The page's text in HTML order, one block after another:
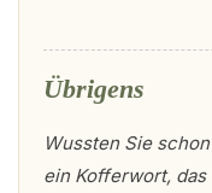
Übrigens
Wussten Sie
ein Kofferwort,